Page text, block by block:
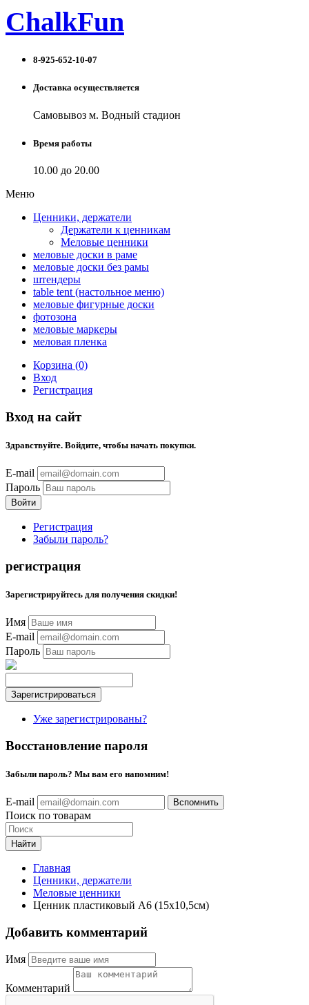
ChalkFun
8-925-652-10-07
Доставка осуществляется
Самовывоз м. Водный стадион
Время работы
10.00 до 20.00
Меню
Ценники, держатели
Держатели к ценникам
Меловые ценники
меловые доски в раме
меловые доски без рамы
штендеры
table tent (настольное меню)
меловые фигурные доски
фотозона
меловые маркеры
меловая пленка
Корзина (0)
Вход
Регистрация
Вход на сайт
Здравствуйте. Войдите, чтобы начать покупки.
E-mail
Пароль
Регистрация
Забыли пароль?
регистрация
Зарегистрируйтесь для получения скидки!
Имя
E-mail
Пароль
Уже зарегистрированы?
Восстановление пароля
Забыли пароль? Мы вам его напомним!
E-mail
Поиск по товарам
Найти
Главная
Ценники, держатели
Меловые ценники
Ценник пластиковый А6 (15х10,5см)
Добавить комментарий
Имя
Комментарий